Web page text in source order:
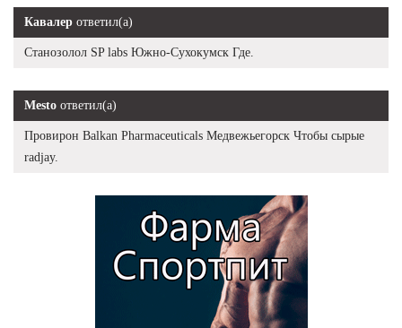
Кавалер ответил(а)
Станозолол SP labs Южно-Сухокумск Где.
Mesto ответил(а)
Провирон Balkan Pharmaceuticals Медвежьегорск Чтобы сырые
radjay.